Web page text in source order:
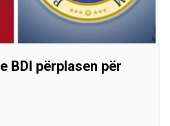
BDI përplasen për